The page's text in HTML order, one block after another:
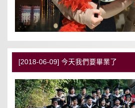
[2018-06-09] 今天我們要畢業了